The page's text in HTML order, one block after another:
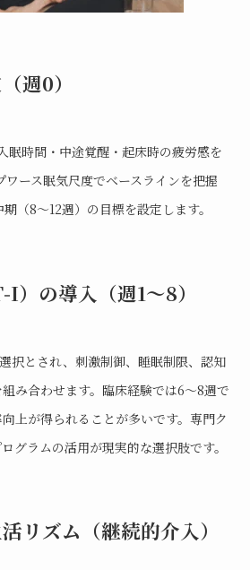
週0）
眠時間・中途覚醒・起床時の疲労感を
ース眠気尺度でベースラインを把握
（8〜12週）の目標を設定します。
）の導入（週1〜8）
択とされ、刺激制御、睡眠制限、認知
み合わせます。臨床経験では6〜8週で
上が得られることが多いです。専門ク
グラムの活用が現実的な選択肢です。
リズム（継続的介入）